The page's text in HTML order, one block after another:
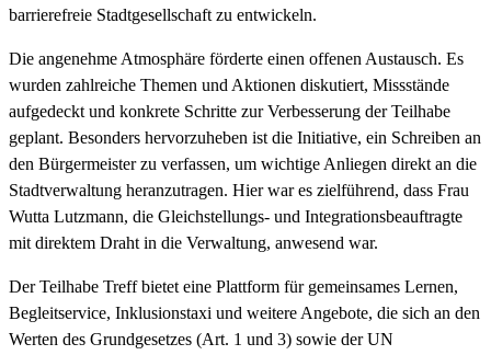
barrierefreie Stadtgesellschaft zu entwickeln.
Die angenehme Atmosphäre förderte einen offenen Austausch. Es
wurden zahlreiche Themen und Aktionen diskutiert, Missstände
aufgedeckt und konkrete Schritte zur Verbesserung der Teilhabe
geplant. Besonders hervorzuheben ist die Initiative, ein Schreiben an
den Bürgermeister zu verfassen, um wichtige Anliegen direkt an die
Stadtverwaltung heranzutragen. Hier war es zielführend, dass Frau
Wutta Lutzmann, die Gleichstellungs- und Integrationsbeauftragte
mit direktem Draht in die Verwaltung, anwesend war.
Der Teilhabe Treff bietet eine Plattform für gemeinsames Lernen,
Begleitservice, Inklusionstaxi und weitere Angebote, die sich an den
Werten des Grundgesetzes (Art. 1 und 3) sowie der UN